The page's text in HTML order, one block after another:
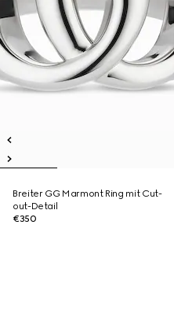
Breiter GG Marmont Ring mit Cut-
out-Detail
€350